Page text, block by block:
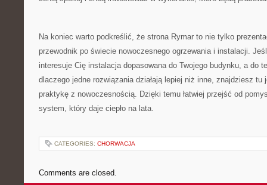
Na koniec warto podkreślić, że strona Rymar to nie tylko
przewodnik po świecie nowoczesnego ogrzewania i instalacji.
interesuje Cię instalacja dopasowana do Twojego budynku, a do
dlaczego jedne rozwiązania działają lepiej niż inne, znajdziesz tu
praktykę z nowoczesnością. Dzięki temu łatwiej przejść od
system, który daje ciepło na lata.
CATEGORIES: CHORWACJA
Comments are closed.